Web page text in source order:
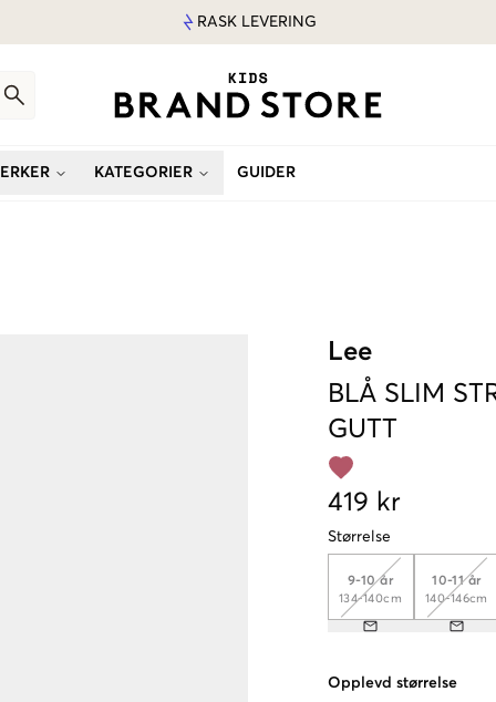
RASK LEVERING
KATEGORIER GUIDER
Lee
BLÅ SLIM
GUTT
419 kr
Størrelse
9-10 år
134-140cm
10-11 år
140-146cm
Opplevd størrelse